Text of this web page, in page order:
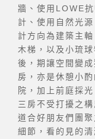
牆、使用LOWE
計、使用自然光
計方向為建築主
木梯，以及小琉
後，期讓空間變
房，亦是休憩小
院，加上前庭採
三房不受打擾之
道合好朋友們團
細節，看的見的